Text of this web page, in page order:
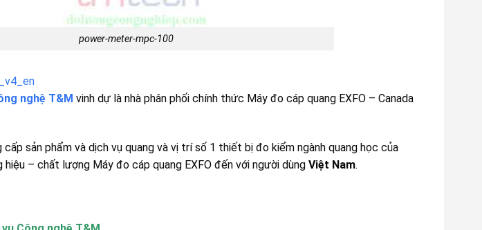
power-meter-mpc-100
nghệ T&M vinh dự là nhà phân phối chính thức Máy đo cáp quang EXFO – Canada
sản phẩm và dịch vụ quang và vị trí số 1 thiết bị đo kiểm ngành quang học của
– chất lượng Máy đo cáp quang EXFO đến với người dùng Việt Nam.